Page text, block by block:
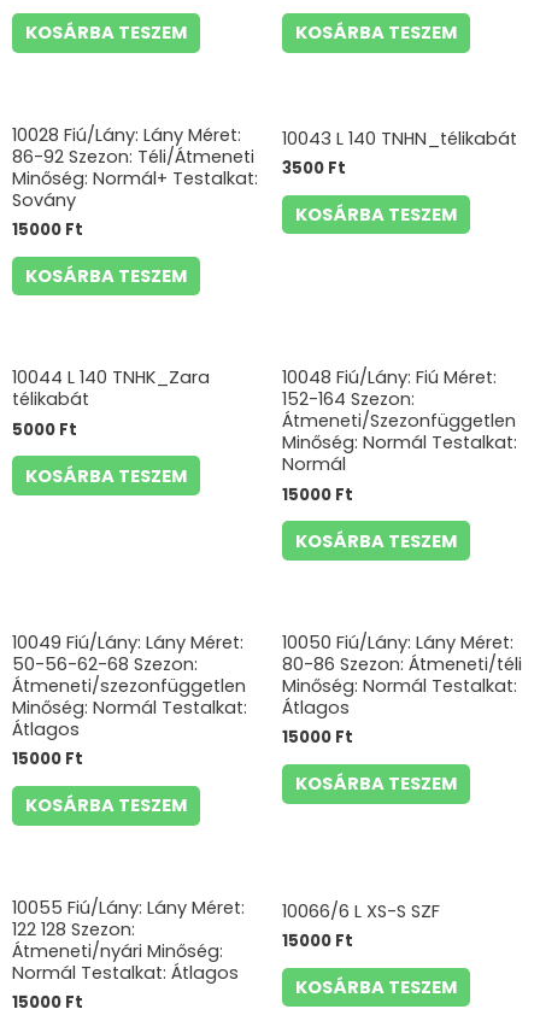
KOSÁRBA TESZEM KOSÁRBA TESZEM
10028 Fiú/Lány: Lány Méret:
86-92 Szezon: Téli/Átmeneti
Minőség: Normál+ Testalkat:
Sovány
15000 Ft
KOSÁRBA TESZEM
10043 L 140 TNHN_télikabát
3500 Ft
KOSÁRBA TESZEM
10044 L 140 TNHK_Zara
télikabát
5000 Ft
KOSÁRBA TESZEM
10048 Fiú/Lány: Fiú Méret:
152-164 Szezon:
Átmeneti/Szezonfüggetlen
Minőség: Normál Testalkat:
Normál
15000 Ft
KOSÁRBA TESZEM
10049 Fiú/Lány: Lány Méret:
50-56-62-68 Szezon:
Átmeneti/szezonfüggetlen
Minőség: Normál Testalkat:
Átlagos
15000 Ft
KOSÁRBA TESZEM
10050 Fiú/Lány: Lány Méret:
80-86 Szezon: Átmeneti/téli
Minőség: Normál Testalkat:
Átlagos
15000 Ft
KOSÁRBA TESZEM
10055 Fiú/Lány: Lány Méret:
122 128 Szezon:
Átmeneti/nyári Minőség:
Normál Testalkat: Átlagos
15000 Ft
10066/6 L XS-S SZF
15000 Ft
KOSÁRBA TESZEM